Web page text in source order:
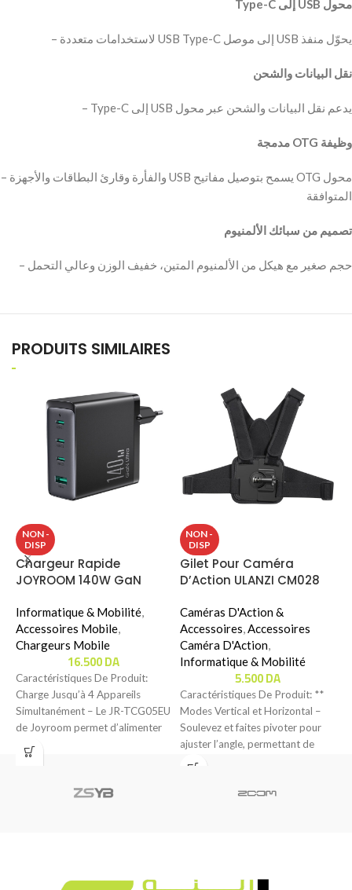
– ‫محول OTG يسمح بتوصيل مفاتيح USB والفأرة وقارئ البطاقات والأجهزة
PRODUITS SIMILAIRES
NON -
DISP
Chargeur Rapide
JOYROOM 140W GaN
Avec Cable 240W (JR-
TCG05EU)
Informatique & Mobilité,
Accessoires Mobile,
Chargeurs Mobile
16.500DA
Caractéristiques De Produit:
Charge Jusqu’à 4 Appareils
Simultanément – Le JR-TCG05EU
de Joyroom permet d’alimenter
jusqu’à quatre appareils en même
NON -
DISP
Gilet Pour Caméra
D’Action ULANZI CM028
Caméras D'Action &
Accessoires,Accessoires
Caméra D'Action,
Informatique & Mobilité
5.500DA
Caractéristiques De Produit: **
Modes Vertical et Horizontal –
Soulevez et faites pivoter pour
ajuster l’angle, permettant de
filmer en